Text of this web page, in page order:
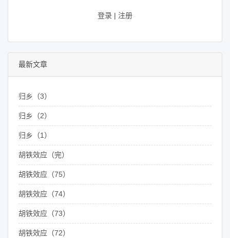
登录 | 注册
最新文章
归乡（3）
归乡（2）
归乡（1）
胡铁效应（完）
胡铁效应（75）
胡铁效应（74）
胡铁效应（73）
胡铁效应（72）